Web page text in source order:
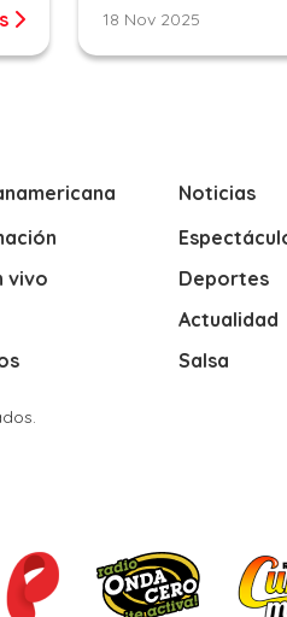
18 Nov 2025
vivo
Noticias
Deportes
Actualidad
Salsa